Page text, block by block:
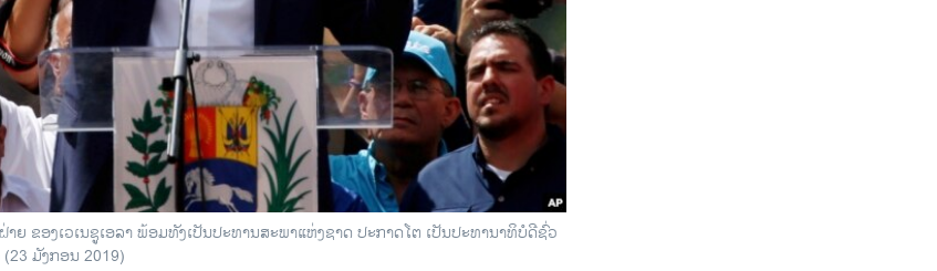
ຍ ຂອງ​ເວ​ເນ​ຊູ​ເອ​ລາ ພ້ອມ​ທັງ​ເປັນ​ປະ​ທານ​ສະ​ພາ​ແຫ່ງ​ຊາດ ປະ​ກາດ​ໂຕ ເປັນ​ປະ​ທາ​ນາ​ທິ​ບໍ​ດີ​ຊົ່ວ​
(23 ມັງ​ກອນ 2019)